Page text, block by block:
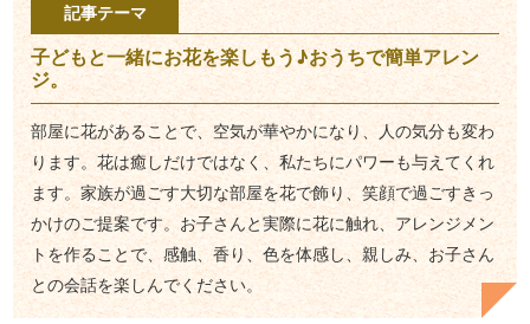
記事テーマ
子どもと一緒にお花を楽しもう♪おうちで簡単アレン
ジ。
部屋に花があることで、空気が華やかになり、人の気分も変わ
ります。花は癒しだけではなく、私たちにパワーも与えてくれ
ます。家族が過ごす大切な部屋を花で飾り、笑顔で過ごすきっ
かけのご提案です。お子さんと実際に花に触れ、アレンジメン
トを作ることで、感触、香り、色を体感し、親しみ、お子さん
との会話を楽しんでください。